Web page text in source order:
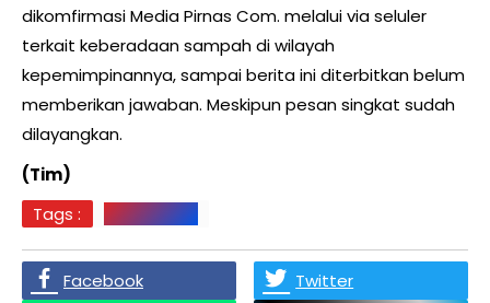
dikomfirmasi Media Pirnas Com. melalui via seluler
terkait keberadaan sampah di wilayah
kepemimpinannya, sampai berita ini diterbitkan belum
memberikan jawaban. Meskipun pesan singkat sudah
dilayangkan.
(Tim)
Tags :
Simalungun
Facebook
Twitter